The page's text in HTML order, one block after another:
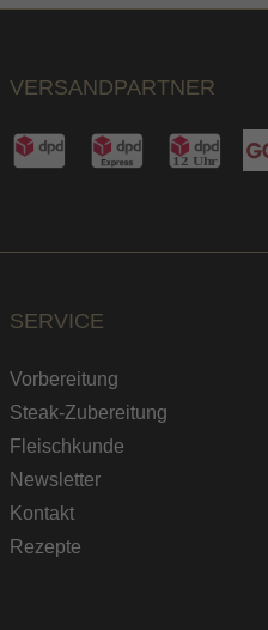
SERVICE
Vorbereitung
Steak-Zubereitung
Fleischkunde
Newsletter
Kontakt
Rezepte
VERSANDPARTNER